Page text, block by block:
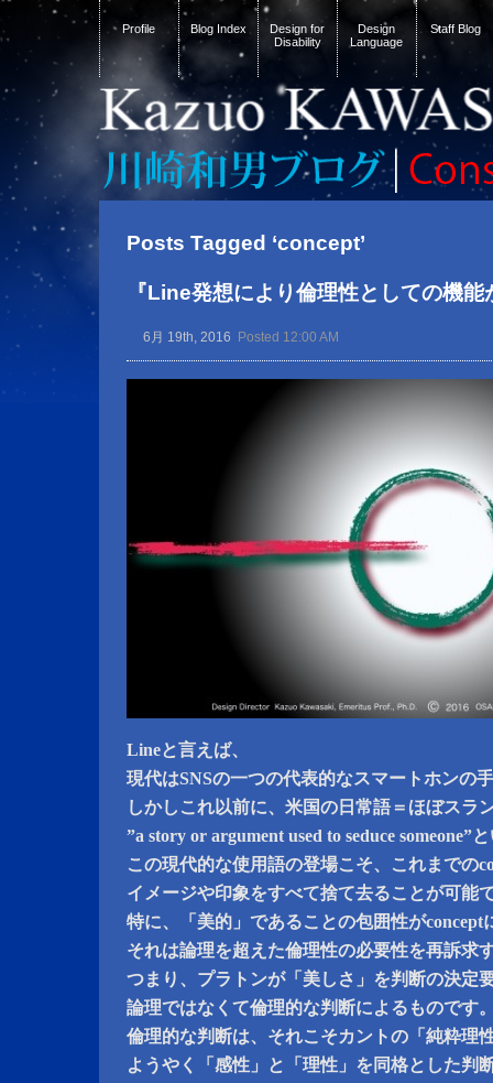
Profile Blog Index
Design for
Disability
Design
Language
Staff Blog
Posts Tagged ‘concept’
『Line発想により倫理性としての機
6月 19th, 2016 Posted 12:00 AM
Lineと言えば、
現代はSNSの一つの代表的なスマートホンの
しかしこれ以前に、米国の日常語＝ほぼスラ
”a story or argument used to seduce someone”
この現代的な使用語の登場こそ、これまでの
イメージや印象をすべて捨て去ることが可能
特に、「美的」であることの包囲性がconcept
それは論理を超えた倫理性の必要性を再訴求
つまり、プラトンが「美しさ」を判断の決定
論理ではなくて倫理的な判断によるものです
倫理的な判断は、それこそカントの「純粋理
ようやく「感性」と「理性」を同格とした判